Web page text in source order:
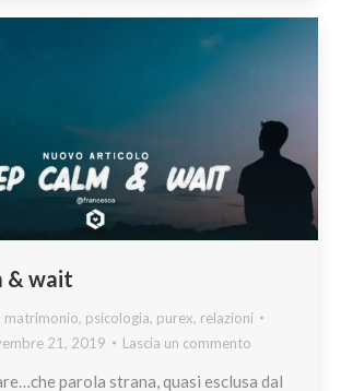
& wait
matrimonio, psicologia, purex, relazioni
21, 2019 Lascia un commento
parola strana, quasi esclusa dal